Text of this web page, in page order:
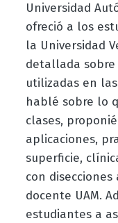
Universidad
ofreció a los
la Universidad
detallada
utilizadas en
hablé sobre lo
clases,
aplicaciones,
superficie,
con
docente UAM.
estudiantes a